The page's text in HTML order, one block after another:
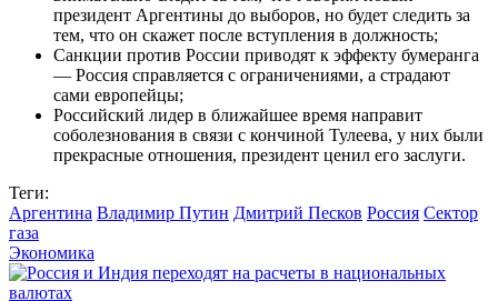
президент Аргентины до выборов, но будет следить за
тем, что он скажет после вступления в должность;
Санкции против России приводят к эффекту бумеранга
— Россия справляется с ограничениями, а страдают
сами европейцы;
Российский лидер в ближайшее время направит
соболезнования в связи с кончиной Тулеева, у них были
прекрасные отношения, президент ценил его заслуги.
Теги:
Аргентина Владимир Путин Дмитрий Песков Россия Сектор
газа
Экономика